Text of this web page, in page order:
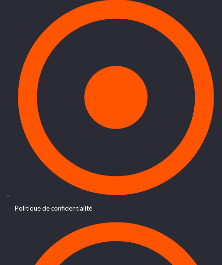
Politique de confidentialité